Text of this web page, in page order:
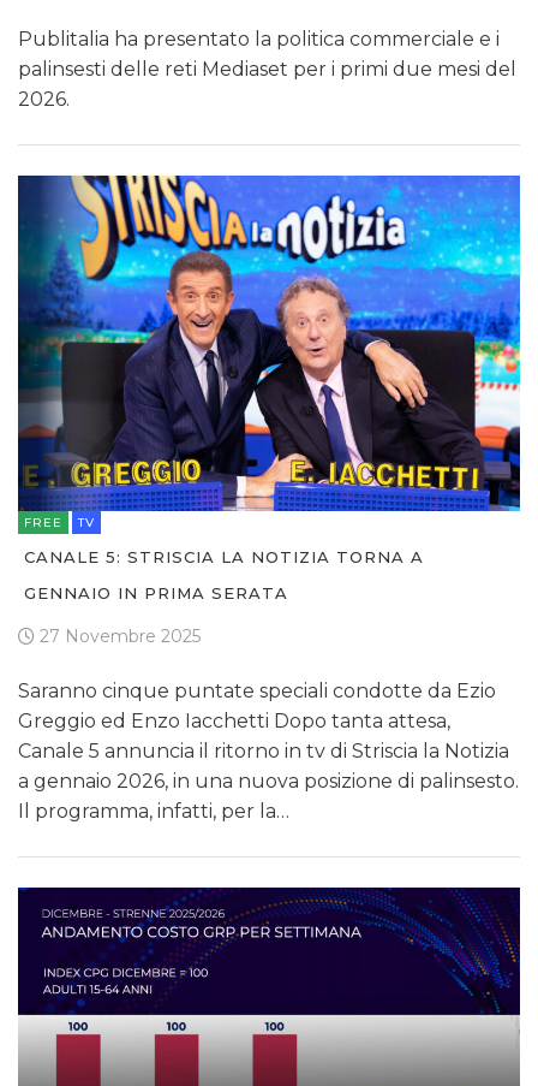
Publitalia ha presentato la politica commerciale e i
palinsesti delle reti Mediaset per i primi due mesi del
2026.
FREE TV
CANALE 5: STRISCIA LA NOTIZIA TORNA A
GENNAIO IN PRIMA SERATA
27 Novembre 2025
Saranno cinque puntate speciali condotte da Ezio
Greggio ed Enzo Iacchetti Dopo tanta attesa,
Canale 5 annuncia il ritorno in tv di Striscia la Notizia
a gennaio 2026, in una nuova posizione di palinsesto.
Il programma, infatti, per la…